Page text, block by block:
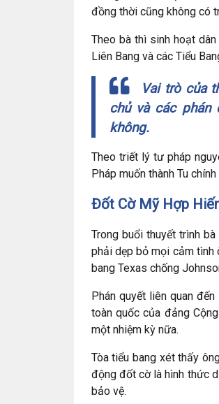
đồng thời cũng không có
Theo bà thì sinh hoạt
Liên Bang và các Tiểu
Vai trò của
chủ và các phán
không.
Theo triết lý tư pháp
Pháp muốn thành Tu
Đốt Cờ Mỹ Hợp
Trong buổi thuyết trình
phải dẹp bỏ mọi cảm tình
bang Texas chống
Phán quyết liên quan
toàn quốc của đảng
một nhiệm kỳ nữa.
Tòa tiểu bang xét thấy
động đốt cờ là hình thức
bảo vệ.